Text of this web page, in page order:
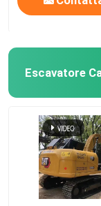
Escavatore